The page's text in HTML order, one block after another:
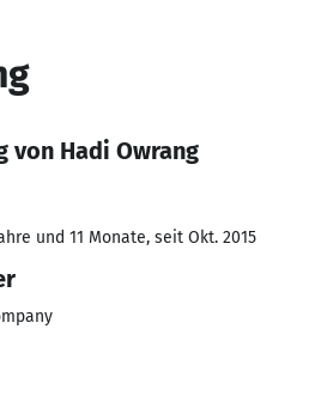
von Hadi Owrang
und 11 Monate, seit Okt. 2015